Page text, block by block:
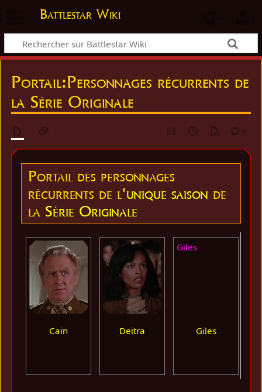
Battlestar Wiki
Portail:Personnages récurrents de
la Série Originale
Portail des personnages
récurrents de l'unique saison de
la Série Originale
Cain Deitra
Giles
Giles